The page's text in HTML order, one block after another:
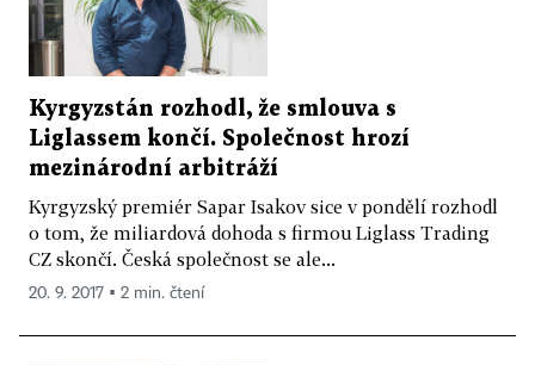
Kyrgyzstán rozhodl, že smlouva s
Liglassem končí. Společnost hrozí
mezinárodní arbitráží
Kyrgyzský premiér Sapar Isakov sice v pondělí rozhodl
o tom, že miliardová dohoda s firmou Liglass Trading
CZ skončí. Česká společnost se ale...
20. 9. 2017 ▪ 2 min. čtení